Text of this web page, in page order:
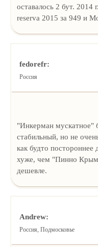
оставалось 2 бут. 2014
reserva 2015 за 949 и
fedorefr:
Россия
"Инкерман мускатное"
стабильный, но не
как будто
хуже, чем "Пинно
дешевле.
Andrew:
Россия, Подмосковье